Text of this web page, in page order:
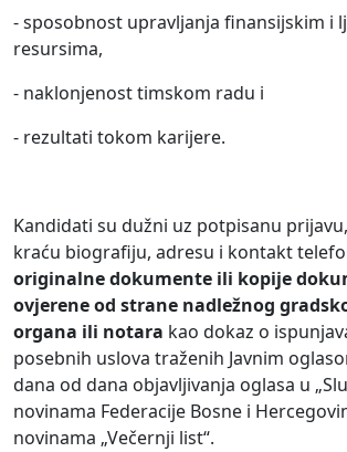
- sposobnost upravljanja finansijskim i
resursima,
- naklonjenost timskom radu i
- rezultati tokom karijere.
Kandidati su dužni uz potpisanu
kraću biografiju, adresu i kontakt
originalne dokumente ili kopije
ovjerene od strane nadležnog
organa ili notara kao dokaz o
posebnih uslova traženih Javnim
dana od dana objavljivanja oglasa u
novinama Federacije Bosne i
novinama „Večernji list“.